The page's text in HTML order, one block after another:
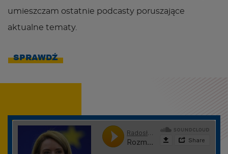
umieszczam ostatnie podcasty poruszające
aktualne tematy.
SPRAWDŹ